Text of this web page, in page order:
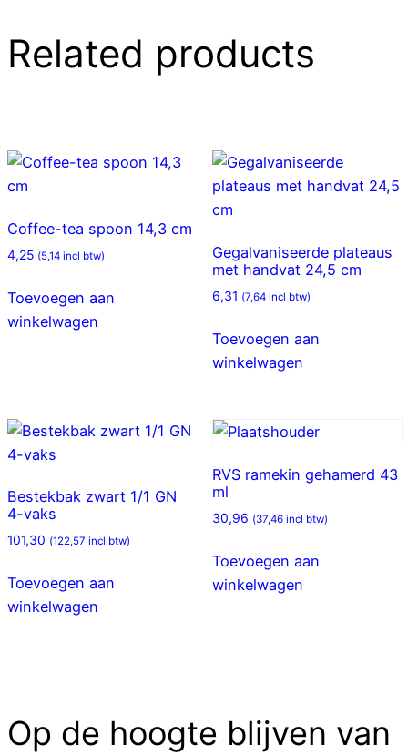
Related products
Coffee-tea spoon 14,3 cm
4,25 (5,14 incl btw)
Toevoegen aan
winkelwagen
Gegalvaniseerde plateaus
met handvat 24,5 cm
6,31 (7,64incl btw)
Toevoegen aan
winkelwagen
Bestekbak zwart 1/1 GN
4-vaks
101,30 (122,57 incl btw)
Toevoegen aan
winkelwagen
RVS ramekin gehamerd 43
ml
30,96 (37,46incl btw)
Toevoegen aan
winkelwagen
Op de hoogte blijven van